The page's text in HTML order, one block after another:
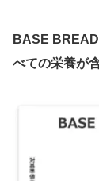
BASE BREAD
べての栄養が